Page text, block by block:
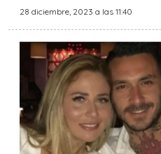
28 diciembre, 2023 a las 11:40